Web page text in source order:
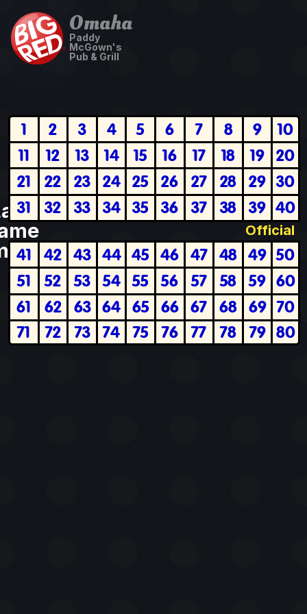
Omaha
Paddy
McGown's
Pub & Grill
1 2 3 4 5 6 7 8 9
10
11
12 13 14 15 16 17 18 19 20
21
22 23 24 25 26 27 28 29 30
31
32 33 34 35 36 37 38 39 40
41 42 43 44 45 46 47 48 49 50
51
52 53 54 55 56 57 58 59 60
61
62 63 64 65 66 67 68 69 70
71
72 73 74 75 76 77 78 79 80
Official